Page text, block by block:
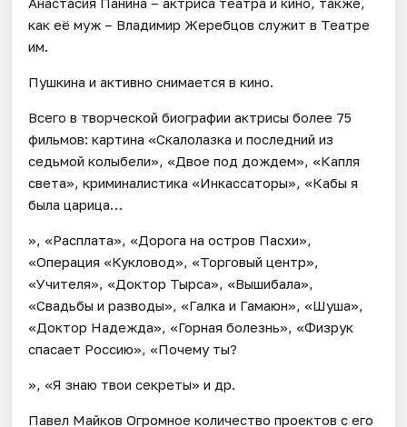
как её муж – Владимир Жеребцов служит в Театре
им.
Пушкина и активно снимается в кино.
Всего в творческой биографии актрисы более 75
фильмов: картина «Скалолазка и последний из
седьмой колыбели», «Двое под дождем», «Капля
света», криминалистика «Инкассаторы», «Кабы я
была царица…
», «Расплата», «Дорога на остров Пасхи»,
«Операция «Кукловод», «Торговый центр»,
«Учителя», «Доктор Тырса», «Вышибала»,
«Свадьбы и разводы», «Галка и Гамаюн», «Шуша»,
«Доктор Надежда», «Горная болезнь», «Физрук
спасает Россию», «Почему ты?
», «Я знаю твои секреты» и др.
Павел Майков Огромное количество проектов с его